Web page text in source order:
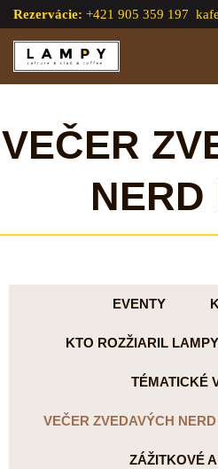
Preskočiť
na
Rezervácie: +421 905 359 197
VEČER
NERD
EVENTY
KTO ROZŽIARIL LAMPY
TÉMATICKÉ
VEČER ZVEDAVÝCH
ZÁŽITKOVÉ